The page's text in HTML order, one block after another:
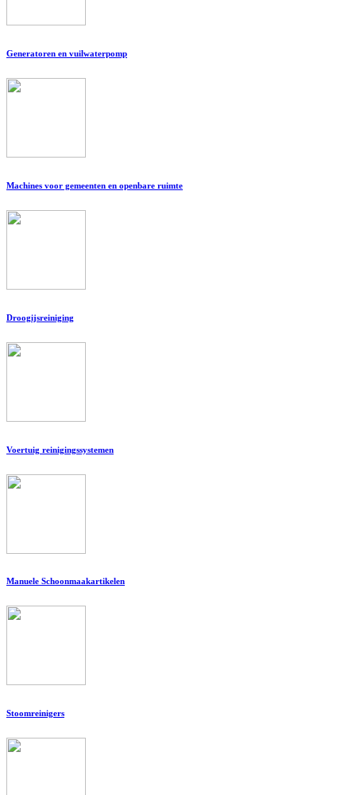
Generatoren en vuilwaterpomp
Machines voor gemeenten en openbare ruimte
Droogijsreiniging
Voertuig reinigingssystemen
Manuele Schoonmaakartikelen
Stoomreinigers